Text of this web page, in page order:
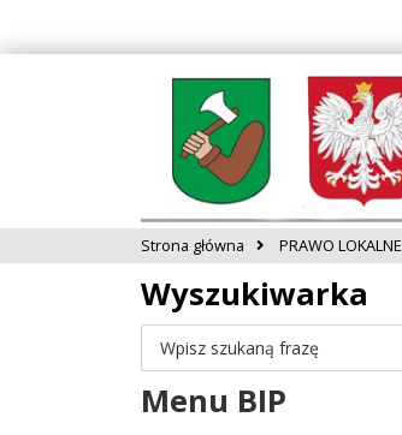
Strona główna PRAWO LOKALNE
Wyszukiwarka
Menu BIP